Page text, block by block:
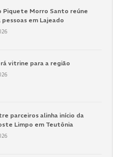
Piquete Morro Santo reúne
pessoas em Lajeado
vitrine para a região
parceiros alinha início da
Limpo em Teutônia